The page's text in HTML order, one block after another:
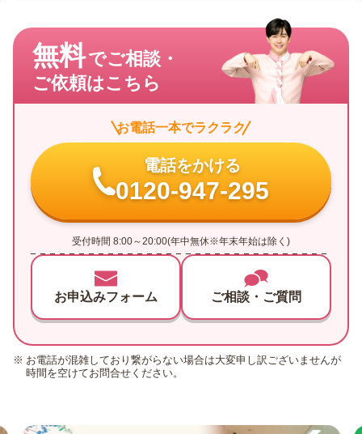
無料でご相談・
ご依頼はこちら
お電話一本でラクラク
電話をかける
0120-947-295
受付時間 8:00～20:00(年中無休※年末年始は除く)
お申込みフォーム ご相談・ご質問
お電話が混雑しており繋がらない場合は大変申し訳ございませんが
時間を空けてお問合せください。